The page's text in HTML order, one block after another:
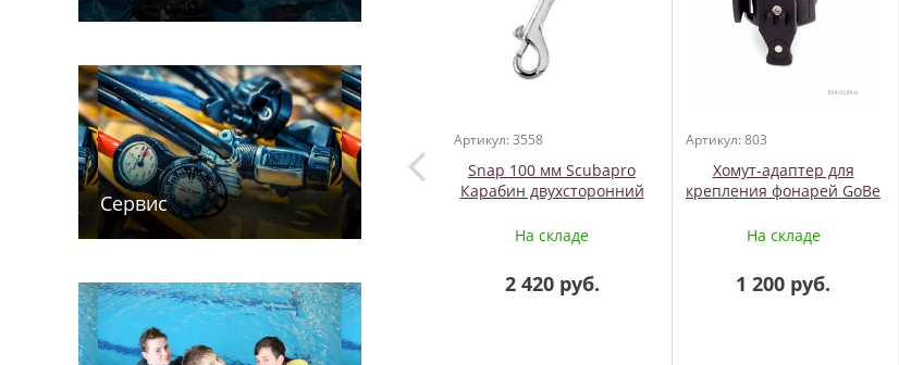
Сервис
Артикул: 3558
Snap 100 мм Scubapro
Карабин двухсторонний
На складе
2 420 руб.
Артикул: 803
Хомут-адаптер для
крепления фонарей GoBe
На складе
1 200 руб.